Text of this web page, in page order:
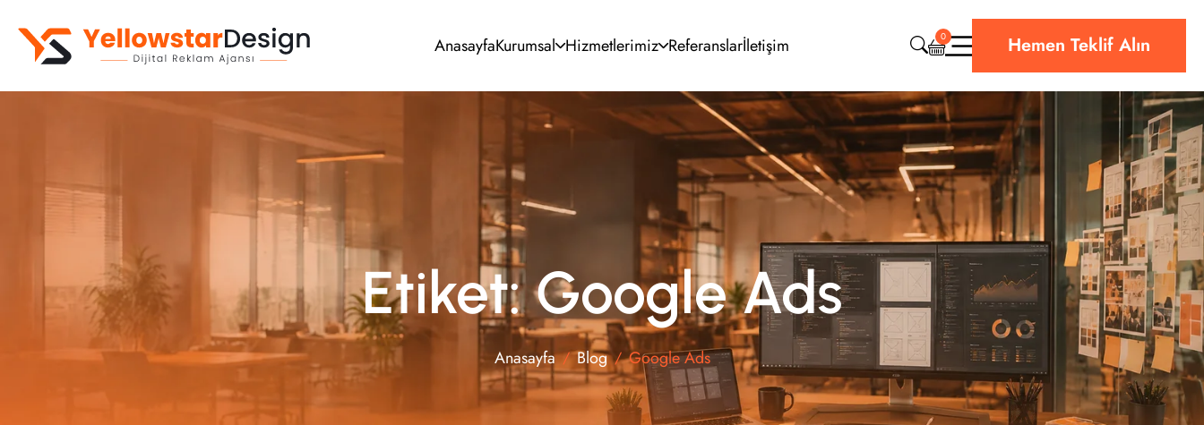
AnasayfaKurumsal Hizmetlerimiz
E-Ticaret Sitesi
Mobil Uygulama
Kurumsal Kimlik
Grafik Tasarım
Video Prodüksiyon
SEO Optimizasyonu
Google & Meta Ads
Sosyal Medya
E-posta Pazarlama
CRM & ERP Yazılım
Web Sitesi Teknik Destek
Bulut & Hosting
Siber Güvenlik
Referanslarİletişim 0 Hemen Teklif Alın
Etiket: Google Ads
Anasayfa Blog Google Ads